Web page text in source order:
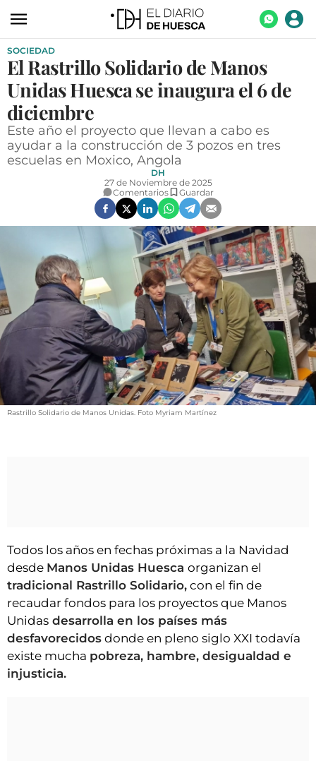
ACTUALIDAD
ECONOMÍA
TECNOLOGÍA
TURISMO
AGROALIMENTACIÓN
OPINIÓN
GALERÍAS
VÍDEOS
CONTACTAR
FIESTAS EN EL ALTO ARAGÓN
FIESTAS DE SAN LORENZO
CLUB DEL AMIGO MILITANTE
INICIAR SESIÓN
SOCIEDAD
El Rastrillo Solidario de Manos
Unidas Huesca se inaugura el 6 de
diciembre
Este año el proyecto que llevan a cabo es
ayudar a la construcción de 3 pozos en tres
escuelas en Moxico, Angola
DH
27 de Noviembre de 2025
Comentarios
Guardar
Rastrillo Solidario de Manos Unidas. Foto Myriam Martínez
Todos los años en fechas próximas a la Navidad
desde Manos Unidas Huesca organizan el
tradicional Rastrillo Solidario, con el fin de
recaudar fondos para los proyectos que Manos
Unidas desarrolla en los países más
desfavorecidos donde en pleno siglo XXI todavía
existe mucha pobreza, hambre, desigualdad e
injusticia.